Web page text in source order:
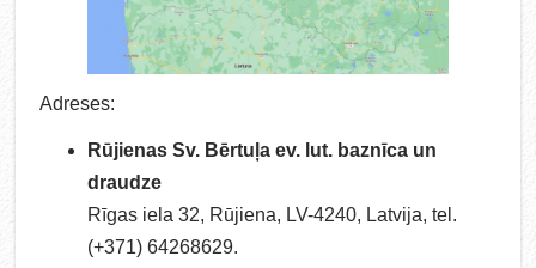
Adreses:
Rūjienas Sv. Bērtuļa ev. lut. baznīca un
draudze
Rīgas iela 32, Rūjiena, LV-4240, Latvija, tel.
(+371) 64268629.